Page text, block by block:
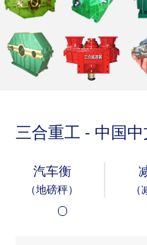
三合重工 - 中国
汽车衡
（地磅秤）